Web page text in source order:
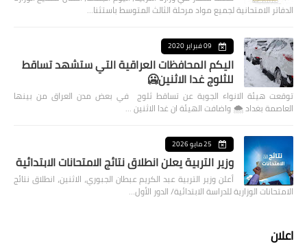
الدفاتر الامتحانية لجميع مواد مرحلة الثالث المتوسط باستثنا…
09 فبراير 2020
اليكم المحافظات العراقية التي ستشهد تساقط
للثلوج غدا الاثنين🥶
توقعت هيئة الانواء الجوية عن تساقط ثلوج في بعض مدن العراق من بينها
العاصمة بغداد ⁦🌨️⁩ واضافت الهيئة ان غدا الاثنين …
25 مايو 2026
وزير التربية يعلن انطلاق نتائج الامتحانات الابتدائية
أعلن وزير التربية عبد الكريم عبطان الجبوري، الاثنين، انطلاق نتائج
الامتحانات الوزارية للدراسة الابتدائية/ الدور الأول…
اعلان